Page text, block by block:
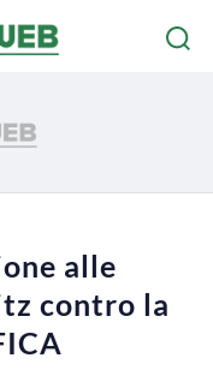
alle
contro la